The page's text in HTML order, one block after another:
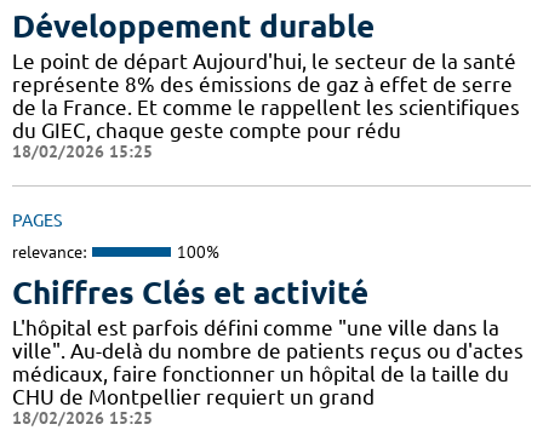
Développement durable
Le point de départ Aujourd'hui, le secteur de la santé
représente 8% des émissions de gaz à effet de serre
de la France. Et comme le rappellent les scientifiques
du GIEC, chaque geste compte pour rédu
18/02/2026 15:25
PAGES
relevance: 100%
Chiffres Clés et activité
L'hôpital est parfois défini comme "une ville dans la
ville". Au-delà du nombre de patients reçus ou d'actes
médicaux, faire fonctionner un hôpital de la taille du
CHU de Montpellier requiert un grand
18/02/2026 15:25